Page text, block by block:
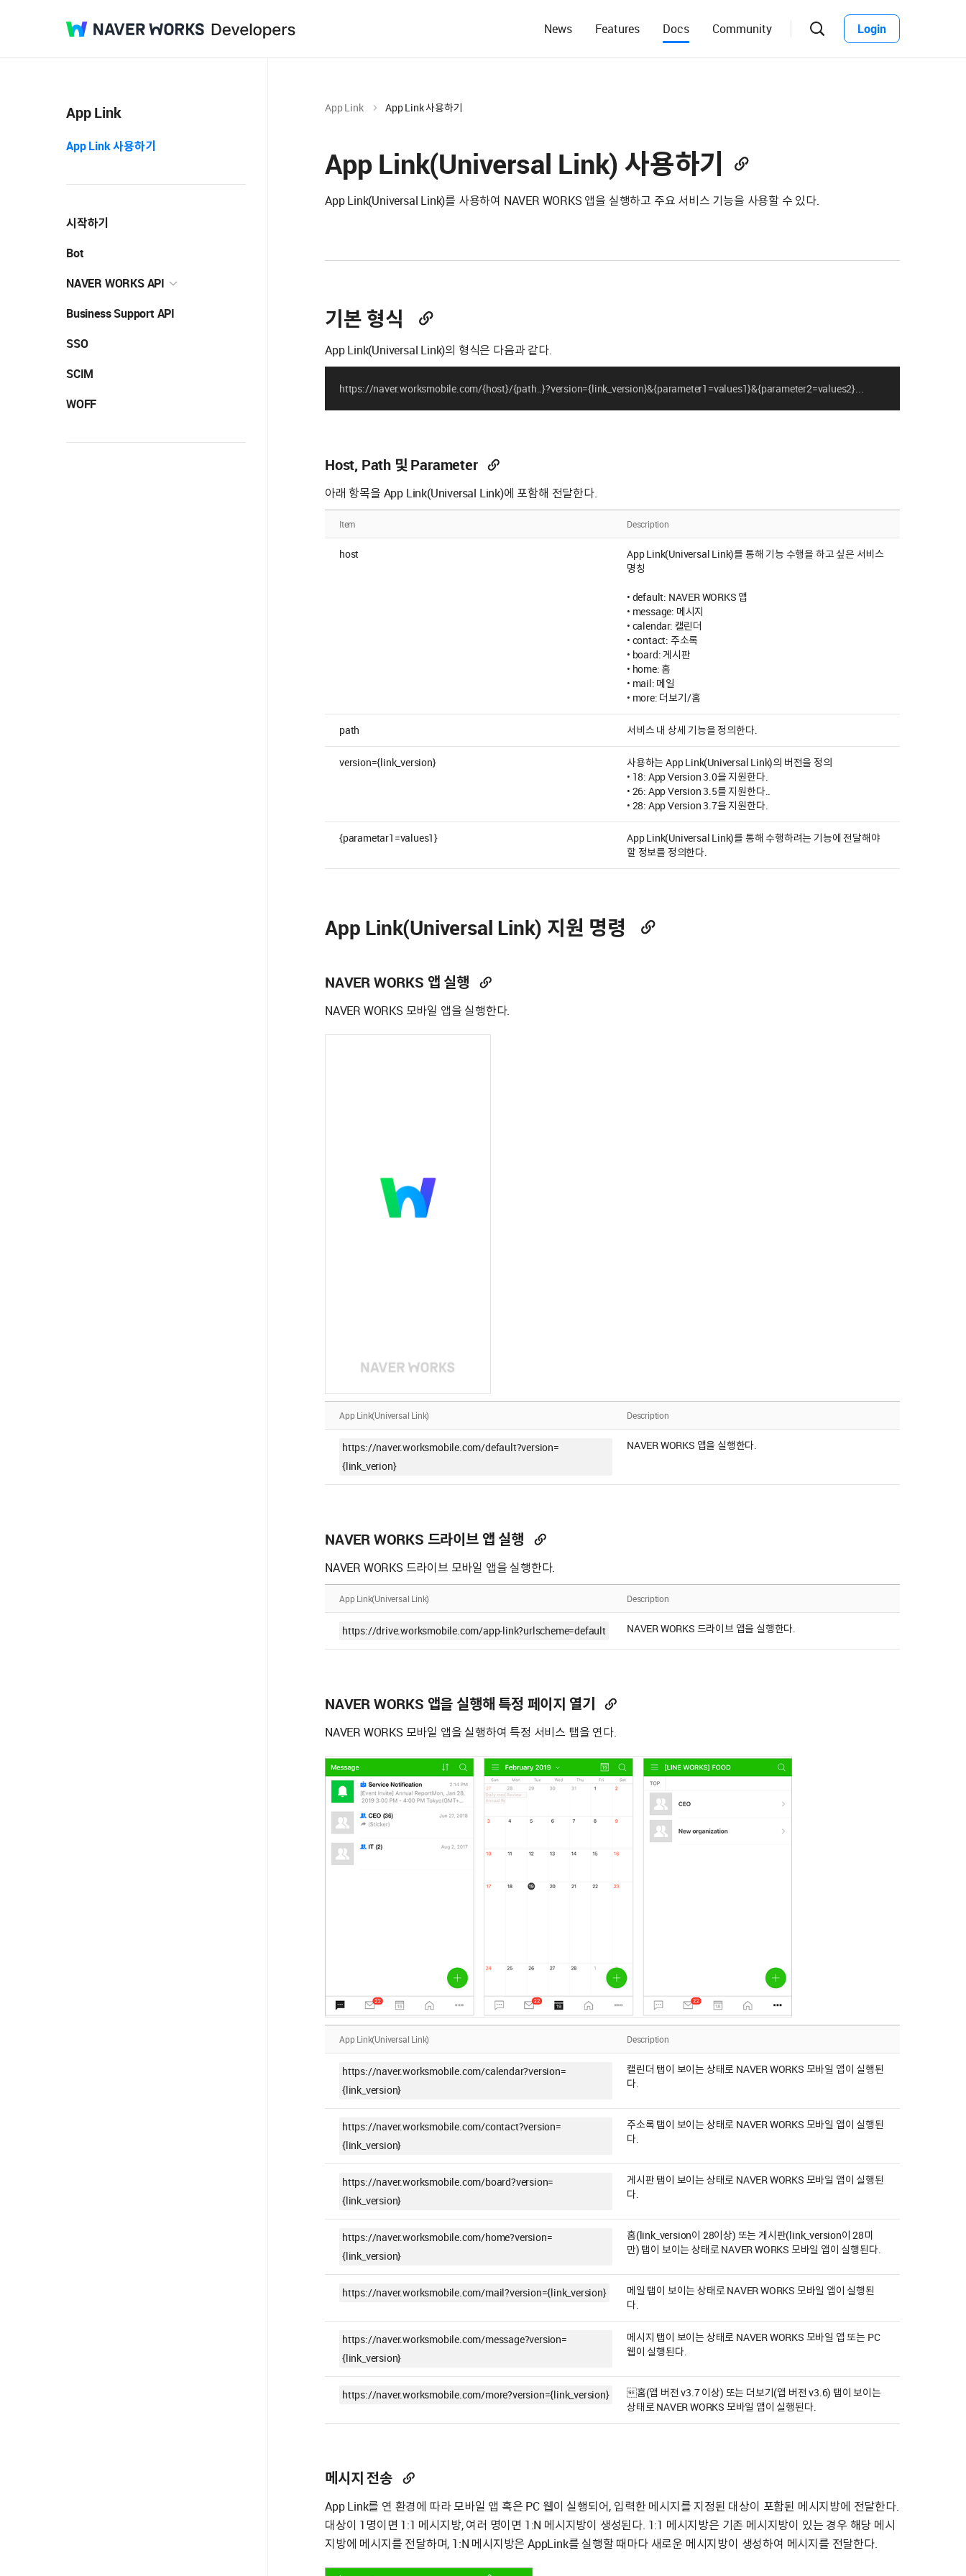
NAVER
WORKS
Developers News Features Docs Community
검
창
Login
App Link
App Link 사용하기
시작하기
Bot
NAVER WORKS API
Business Support API
SSO
SCIM
WOFF
App Link App Link 사용하기
App Link(Universal Link) 사용하기
App Link(Universal Link)를 사용하여 NAVER WORKS 앱을 실행하고 주요 서비스 기능을 사용할 수 있다.
기본 형식
App Link(Universal Link)의 형식은 다음과 같다.
https://naver.worksmobile.com/{host}/{path..}?version={link_version}&{parameter1=values1}&{parameter2=values2}...
Host, Path 및 Parameter
아래 항목을 App Link(Universal Link)에 포함해 전달한다.
Item Description
host
App Link(Universal Link)를 통해 기능 수행을 하고 싶은 서비스
명칭
• default: NAVER WORKS 앱
• message: 메시지
• calendar: 캘린더
• contact: 주소록
• board: 게시판
• home: 홈
• mail: 메일
• more: 더보기/홈
path 서비스 내 상세 기능을 정의한다.
version={link_version}
사용하는 App Link(Universal Link)의 버전을 정의
• 18: App Version 3.0을 지원한다.
• 26: App Version 3.5를 지원한다..
• 28: App Version 3.7을 지원한다.
{parametar1=values1}
App Link(Universal Link)를 통해 수행하려는 기능에 전달해야
할 정보를 정의한다.
App Link(Universal Link) 지원 명령
NAVER WORKS 앱 실행
NAVER WORKS 모바일 앱을 실행한다.
App Link(Universal Link) Description
https://naver.worksmobile.com/default?version=
{link_verion}
NAVER WORKS 앱을 실행한다.
NAVER WORKS 드라이브 앱 실행
NAVER WORKS 드라이브 모바일 앱을 실행한다.
App Link(Universal Link) Description
https://drive.worksmobile.com/app-link?urlscheme=default NAVER WORKS 드라이브 앱을 실행한다.
NAVER WORKS 앱을 실행해 특정 페이지 열기
NAVER WORKS 모바일 앱을 실행하여 특정 서비스 탭을 연다.
App Link(Universal Link) Description
https://naver.worksmobile.com/calendar?version=
{link_version}
캘린더 탭이 보이는 상태로 NAVER WORKS 모바일 앱이 실행된
다.
https://naver.worksmobile.com/contact?version=
{link_version}
주소록 탭이 보이는 상태로 NAVER WORKS 모바일 앱이 실행된
다.
https://naver.worksmobile.com/board?version=
{link_version}
게시판 탭이 보이는 상태로 NAVER WORKS 모바일 앱이 실행된
다.
https://naver.worksmobile.com/home?version=
{link_version}
홈(link_version이 28이상) 또는 게시판(link_version이 28미
만) 탭이 보이는 상태로 NAVER WORKS 모바일 앱이 실행된다.
https://naver.worksmobile.com/mail?version={link_version}
메일 탭이 보이는 상태로 NAVER WORKS 모바일 앱이 실행된
다.
https://naver.worksmobile.com/message?version=
{link_version}
메시지 탭이 보이는 상태로 NAVER WORKS 모바일 앱 또는 PC
웹이 실행된다.
https://naver.worksmobile.com/more?version={link_version}
홈(앱 버전 v3.7 이상) 또는 더보기(앱 버전 v3.6) 탭이 보이는
상태로 NAVER WORKS 모바일 앱이 실행된다.
메시지 전송
App Link를 연 환경에 따라 모바일 앱 혹은 PC 웹이 실행되어, 입력한 메시지를 지정된 대상이 포함된 메시지방에 전달한다.
대상이 1명이면 1:1 메시지방, 여러 명이면 1:N 메시지방이 생성된다. 1:1 메시지방은 기존 메시지방이 있는 경우 해당 메시
지방에 메시지를 전달하며, 1:N 메시지방은 AppLink를 실행할 때마다 새로운 메시지방이 생성하여 메시지를 전달한다.